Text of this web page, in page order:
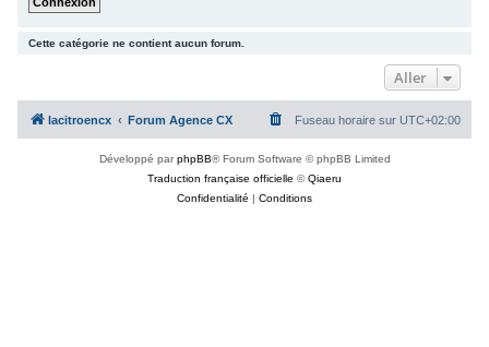
Cette catégorie ne contient aucun forum.
Aller
lacitroencx Forum Agence CX Fuseau horaire sur UTC+02:00
Développé parphpBB® Forum Software © phpBB Limited
Traduction française officielle ©Qiaeru
Confidentialité | Conditions